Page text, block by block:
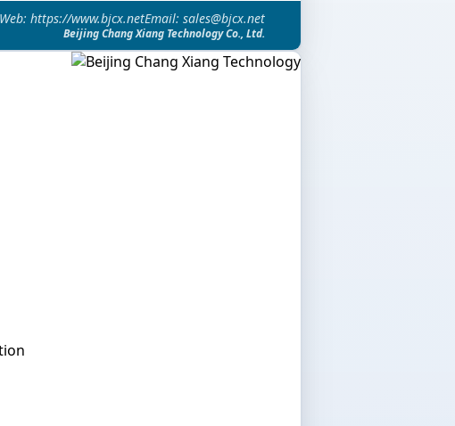
Web: https://www.bjcx.netEmail: sales@bjcx.net
Beijing Chang Xiang Technology Co., Ltd.